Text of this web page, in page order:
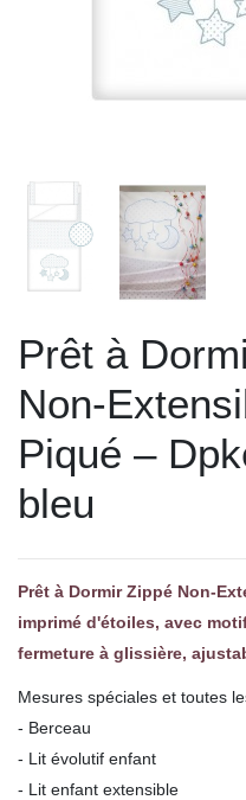
Prêt à
Non-
Piqué –
bleu
Prêt à Dormir Zippé Non-
imprimé d'étoiles, avec
fermeture à glissière,
Mesures spéciales et toutes
- Berceau
- Lit évolutif enfant
- Lit enfant extensible